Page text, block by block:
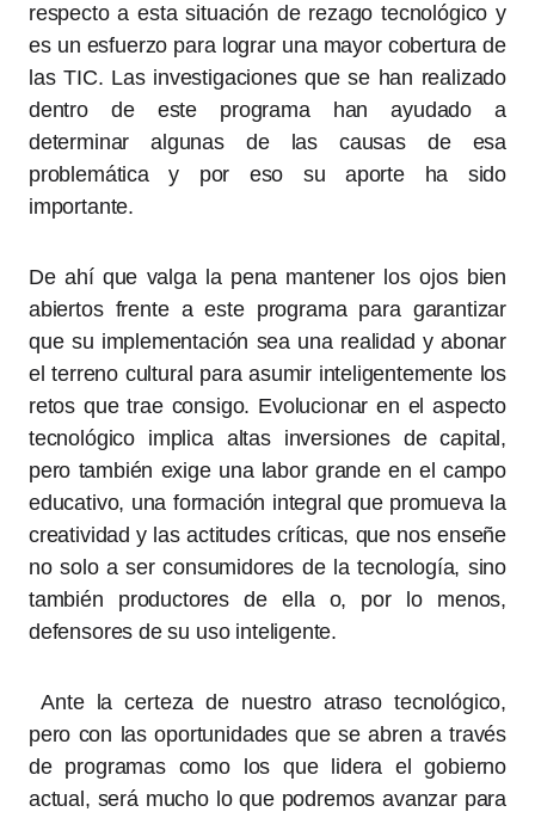
respecto a esta situación de rezago tecnológico y
es un esfuerzo para lograr una mayor cobertura de
las TIC. Las investigaciones que se han realizado
dentro de este programa han ayudado a
determinar algunas de las causas de esa
problemática y por eso su aporte ha sido
importante.
De ahí que valga la pena mantener los ojos bien
abiertos frente a este programa para garantizar
que su implementación sea una realidad y abonar
el terreno cultural para asumir inteligentemente los
retos que trae consigo. Evolucionar en el aspecto
tecnológico implica altas inversiones de capital,
pero también exige una labor grande en el campo
educativo, una formación integral que promueva la
creatividad y las actitudes críticas, que nos enseñe
no solo a ser consumidores de la tecnología, sino
también productores de ella o, por lo menos,
defensores de su uso inteligente.
Ante la certeza de nuestro atraso tecnológico,
pero con las oportunidades que se abren a través
de programas como los que lidera el gobierno
actual, será mucho lo que podremos avanzar para